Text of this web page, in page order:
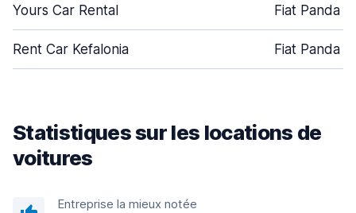
Yours Car Rental Fiat Panda
Rent Car Kefalonia Fiat Panda
Statistiques sur les locations de
voitures
Entreprise la mieux notée